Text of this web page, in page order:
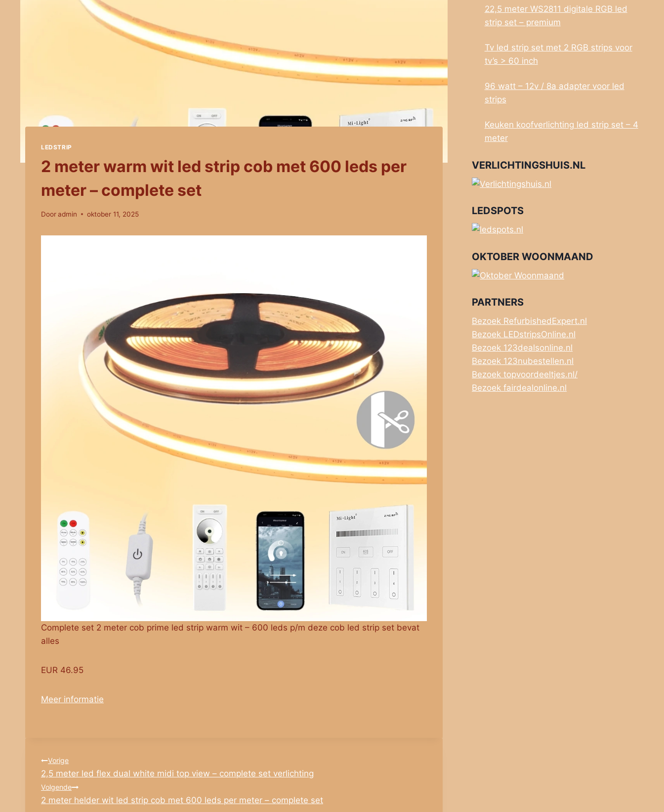
LEDSTRIP
2 meter warm wit led strip cob met 600 leds per
meter – complete set
Dooradmin oktober 11, 2025
Complete set 2 meter cob prime led strip warm wit – 600 leds p/m deze cob led strip set bevat
alles
EUR 46.95
Meer informatie
Bericht
navigatie
Vorige
2,5 meter led flex dual white midi top view – complete set verlichting
Volgende
2 meter helder wit led strip cob met 600 leds per meter – complete set
22,5 meter WS2811 digitale RGB led
strip set – premium
Tv led strip set met 2 RGB strips voor
tv’s > 60 inch
96 watt – 12v / 8a adapter voor led
strips
Keuken koofverlichting led strip set – 4
meter
VERLICHTINGSHUIS.NL
LEDSPOTS
OKTOBER WOONMAAND
PARTNERS
Bezoek RefurbishedExpert.nl
Bezoek LEDstripsOnline.nl
Bezoek 123dealsonline.nl
Bezoek 123nubestellen.nl
Bezoek topvoordeeltjes.nl/
Bezoek fairdealonline.nl